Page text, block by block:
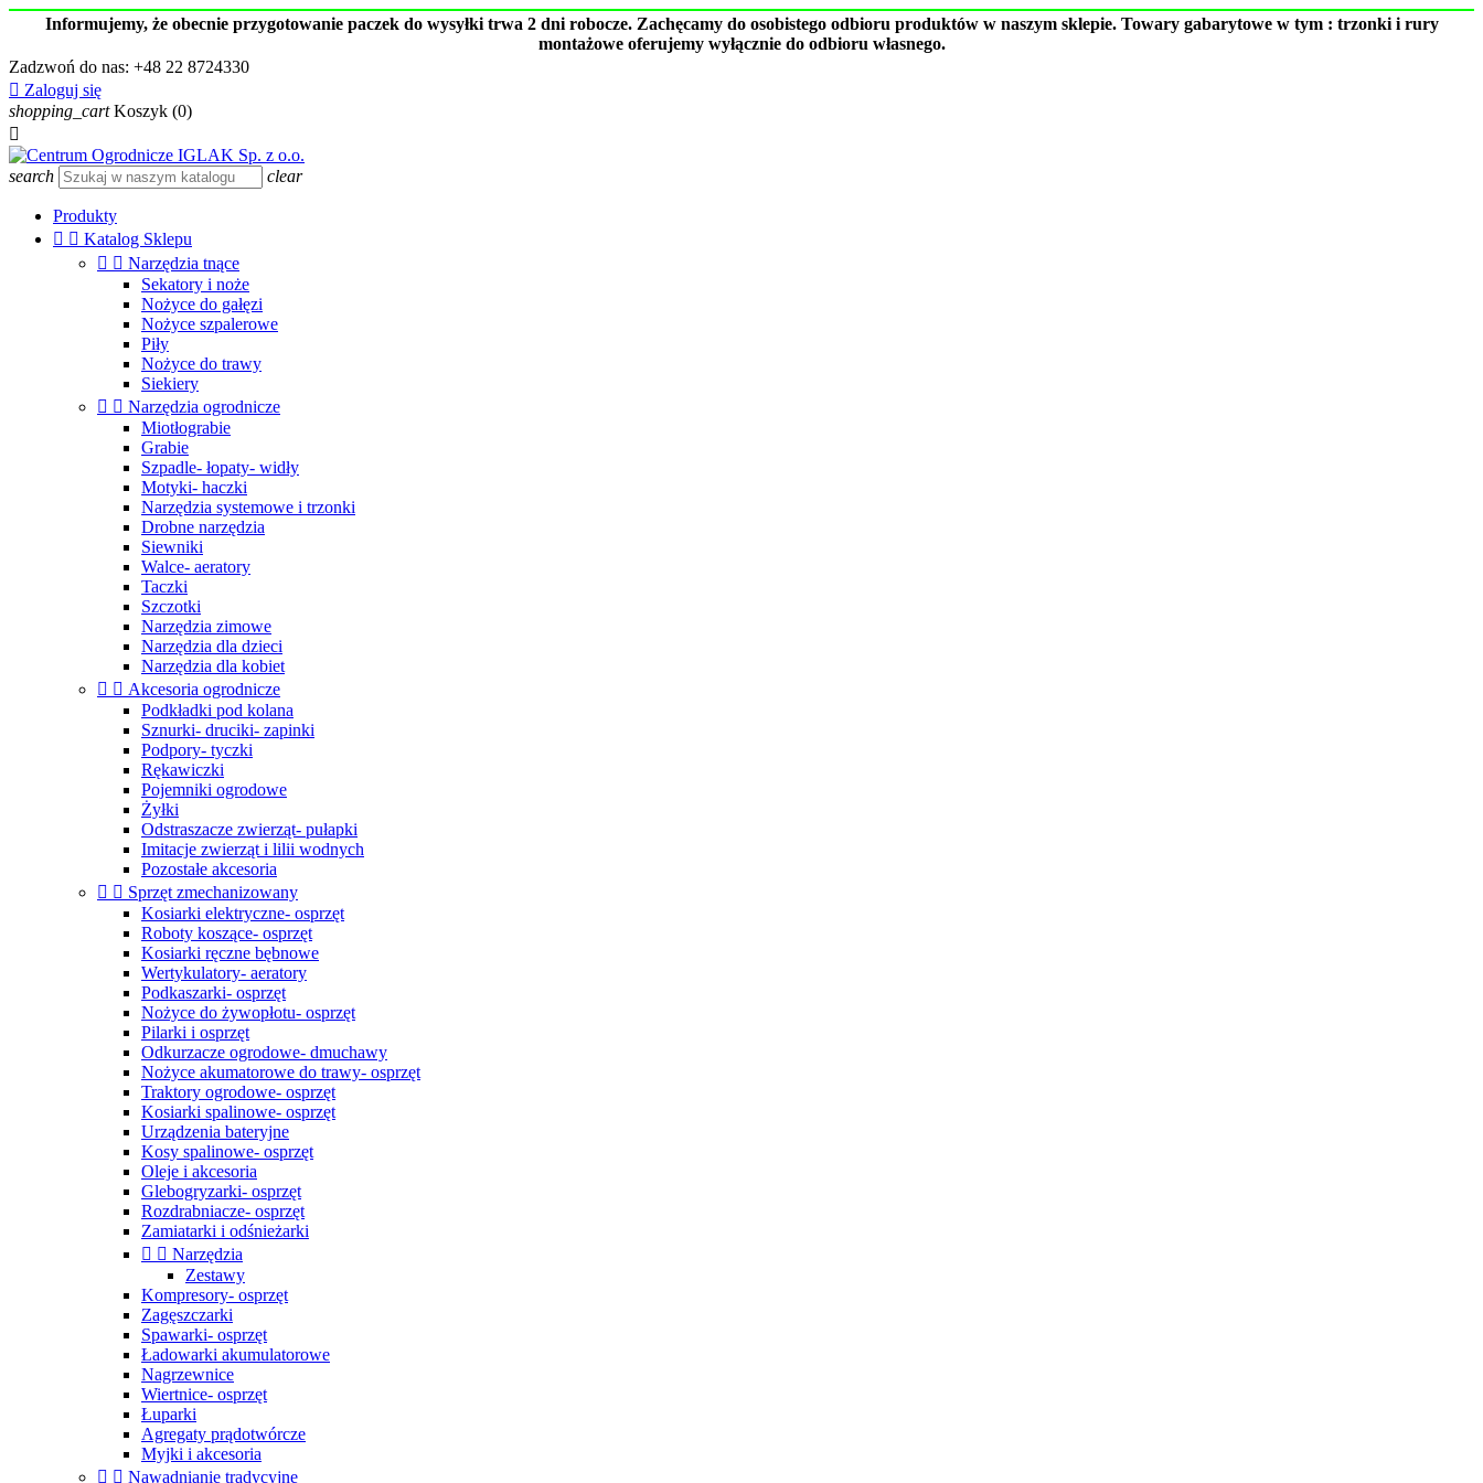
Informujemy, że obecnie przygotowanie paczek do wysyłki trwa 2 dni robocze. Zachęcamy do osobistego odbioru produktów w naszym sklepie. Towary gabarytowe w tym : trzonki i rury
montażowe oferujemy wyłącznie do odbioru własnego.
Zadzwoń do nas: +48 22 8724330
 Zaloguj się
shopping_cart Koszyk (0)

search clear
Produkty
  Katalog Sklepu
  Narzędzia tnące
Sekatory i noże
Nożyce do gałęzi
Nożyce szpalerowe
Piły
Nożyce do trawy
Siekiery
  Narzędzia ogrodnicze
Miotłograbie
Grabie
Szpadle- łopaty- widły
Motyki- haczki
Narzędzia systemowe i trzonki
Drobne narzędzia
Siewniki
Walce- aeratory
Taczki
Szczotki
Narzędzia zimowe
Narzędzia dla dzieci
Narzędzia dla kobiet
  Akcesoria ogrodnicze
Podkładki pod kolana
Sznurki- druciki- zapinki
Podpory- tyczki
Rękawiczki
Pojemniki ogrodowe
Żyłki
Odstraszacze zwierząt- pułapki
Imitacje zwierząt i lilii wodnych
Pozostałe akcesoria
  Sprzęt zmechanizowany
Kosiarki elektryczne- osprzęt
Roboty koszące- osprzęt
Kosiarki ręczne bębnowe
Wertykulatory- aeratory
Podkaszarki- osprzęt
Nożyce do żywopłotu- osprzęt
Pilarki i osprzęt
Odkurzacze ogrodowe- dmuchawy
Nożyce akumatorowe do trawy- osprzęt
Traktory ogrodowe- osprzęt
Kosiarki spalinowe- osprzęt
Urządzenia bateryjne
Kosy spalinowe- osprzęt
Oleje i akcesoria
Glebogryzarki- osprzęt
Rozdrabniacze- osprzęt
Zamiatarki i odśnieżarki
  Narzędzia
Zestawy
Kompresory- osprzęt
Zagęszczarki
Spawarki- osprzęt
Ładowarki akumulatorowe
Nagrzewnice
Wiertnice- osprzęt
Łuparki
Agregaty prądotwórcze
Myjki i akcesoria
  Nawadnianie tradycyjne